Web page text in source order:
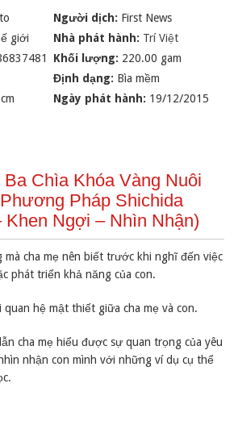
Người dịch: First News
giới Nhà phát hành: Trí Việt
Khối lượng: 220.00 gam
Định dạng: Bìa mềm
Ngày phát hành: 19/12/2015
Chìa Khóa Vàng Nuôi
Pháp Shichida
Ngợi – Nhìn Nhận)
mà cha mẹ nên biết trước khi nghĩ đến việc
phát triển khả năng của con.
hệ mật thiết giữa cha mẹ và con.
cha mẹ hiểu được sự quan trọng của yêu
nhận con mình với những ví dụ cụ thể